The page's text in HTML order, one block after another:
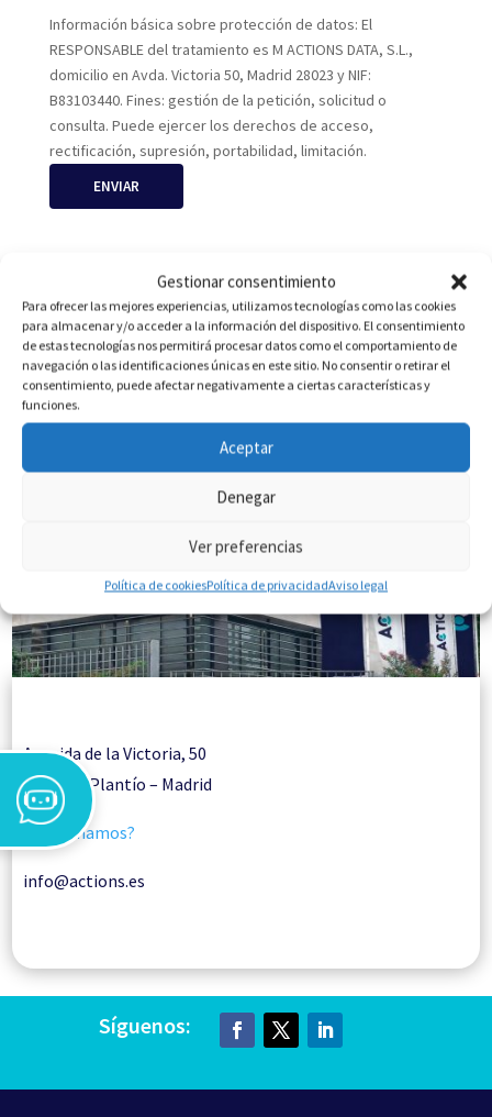
Gestionar consentimiento
Para ofrecer las mejores experiencias, utilizamos tecnologías como las cookies
para almacenar y/o acceder a la información del dispositivo. El consentimiento
de estas tecnologías nos permitirá procesar datos como el comportamiento de
navegación o las identificaciones únicas en este sitio. No consentir o retirar el
consentimiento, puede afectar negativamente a ciertas características y
funciones.
Aceptar
Denegar
Ver preferencias
Política de cookiesPolítica de privacidadAviso legal
Información básica sobre protección de datos: El
RESPONSABLE del tratamiento es M ACTIONS DATA, S.L.,
domicilio en Avda. Victoria 50, Madrid 28023 y NIF:
B83103440. Fines: gestión de la petición, solicitud o
consulta. Puede ejercer los derechos de acceso,
rectificación, supresión, portabilidad, limitación.
¿Dóndeestamos?
Avenida de la Victoria, 50
28023 El Plantío – Madrid
¿Te llamamos?
info@actions.es
Síguenos: